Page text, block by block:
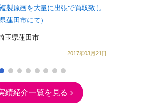
製原画を大量に出張で買取致し
蓮田市にて）
玉県蓮田市
2017年03月21日
績紹介一覧を見る